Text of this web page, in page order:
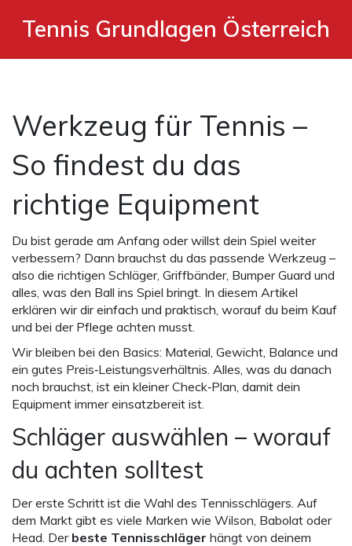
Tennis Grundlagen Österreich
Werkzeug für Tennis –
So findest du das
richtige Equipment
Du bist gerade am Anfang oder willst dein Spiel weiter
verbessern? Dann brauchst du das passende Werkzeug –
also die richtigen Schläger, Griffbänder, Bumper Guard und
alles, was den Ball ins Spiel bringt. In diesem Artikel
erklären wir dir einfach und praktisch, worauf du beim Kauf
und bei der Pflege achten musst.
Wir bleiben bei den Basics: Material, Gewicht, Balance und
ein gutes Preis‑Leistungsverhältnis. Alles, was du danach
noch brauchst, ist ein kleiner Check‑Plan, damit dein
Equipment immer einsatzbereit ist.
Schläger auswählen – worauf
du achten solltest
Der erste Schritt ist die Wahl des Tennisschlägers. Auf
dem Markt gibt es viele Marken wie Wilson, Babolat oder
Head. Der beste Tennisschläger hängt von deinem